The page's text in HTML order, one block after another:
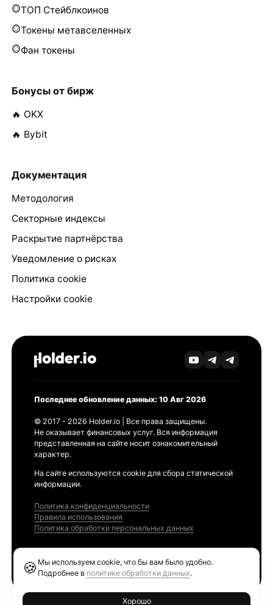
ТОП Стейблкоинов
Токены метавселенных
Фан токены
Бонусы от бирж
🔥 OKX
🔥 Bybit
Документация
Методология
Секторные индексы
Раскрытие партнёрства
Уведомление о рисках
Политика cookie
Настройки cookie
Последнее обновление данных: 10 Авг 2026
© 2017 - 2026 Holder.io | Все права защищены.
Не оказывает финансовых услуг. Вся информация
представленная на сайте носит ознакомительный
характер.
На сайте используются cookie для сбора статической
информации.
Политика конфиденциальности
Правила использования
Политика обработки персональных данных
🍪 Мы используем cookie, что бы вам было удобно.
Подробнее в политике обработки данных.
Хорошо
Ethereum GAS Tracker